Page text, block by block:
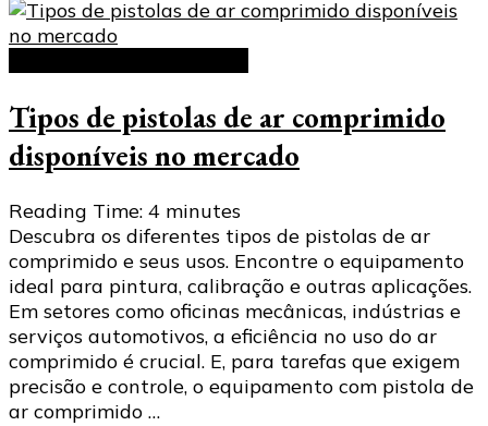
Tipos de pistolas de ar comprimido
disponíveis no mercado
Reading Time: 4 minutes
Descubra os diferentes tipos de pistolas de ar
comprimido e seus usos. Encontre o equipamento
ideal para pintura, calibração e outras aplicações.
Em setores como oficinas mecânicas, indústrias e
serviços automotivos, a eficiência no uso do ar
comprimido é crucial. E, para tarefas que exigem
precisão e controle, o equipamento com pistola de
ar comprimido …